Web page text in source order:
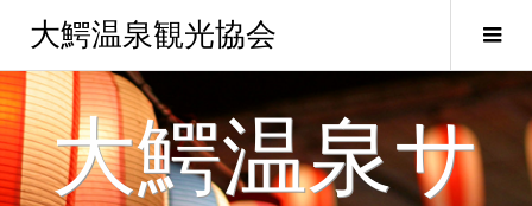
大鰐温泉観光協会
大鰐温泉サ